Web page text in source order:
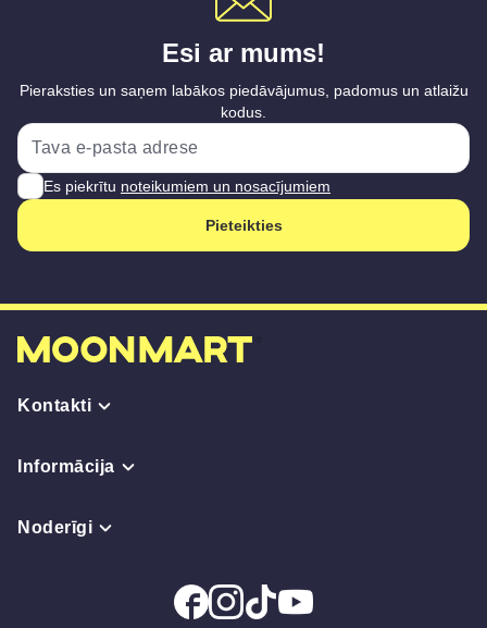
Esi ar mums!
Pieraksties un saņem labākos piedāvājumus, padomus un atlaižu
kodus.
Es piekrītu noteikumiem un nosacījumiem
Pieteikties
Kontakti
Informācija
Noderīgi